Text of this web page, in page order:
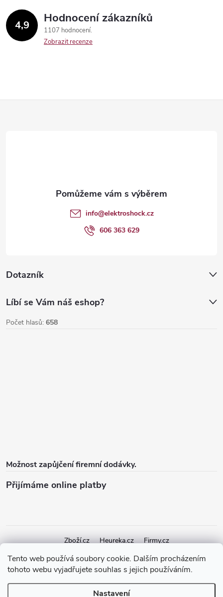
Tento web používá soubory cookie. Dalším procházením
tohoto webu vyjadřujete souhlas s jejich používáním.
Nastavení
4,9 Hodnocení zákazníků
1107 hodnocení
Zobrazit recenze
info@elektroshock.cz
606 363 629
Dotazník
Líbí se Vám náš eshop?
Počet hlasů: 658
Možnost zapůjčení firemní dodávky.
Přijímáme online platby
Zboží.cz Heureka.cz Firmy.cz
nastavení cookies